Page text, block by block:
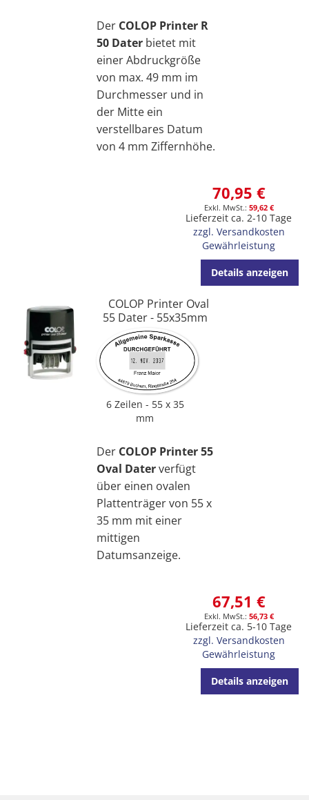
Der COLOP Printer R
50 Dater bietet mit
einer Abdruckgröße
von max. 49 mm im
Durchmesser und in
der Mitte ein
verstellbares Datum
von 4 mm Ziffernhöhe.
70,95 €
59,62 €
Lieferzeit ca. 2-10 Tage
zzgl. Versandkosten
Gewährleistung
Details anzeigen
COLOP Printer Oval
55 Dater - 55x35mm
6 Zeilen
55 x 35
mm
Der COLOP Printer 55
Oval Daterverfügt
über einen ovalen
Plattenträger von 55 x
35 mm mit einer
mittigen
Datumsanzeige.
67,51 €
56,73 €
Lieferzeit ca. 5-10 Tage
zzgl. Versandkosten
Gewährleistung
Details anzeigen